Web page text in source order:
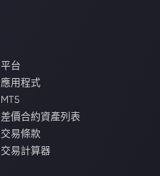
平台
應用程式
MT5
差價合約資產列表
交易條款
交易計算器